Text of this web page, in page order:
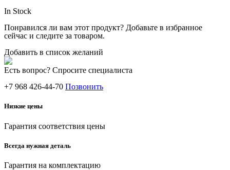
In Stock
Понравился ли вам этот продукт? Добавьте в избранное
сейчас и следите за товаром.
Добавить в список желаний
Есть вопрос? Спросите специалиста
+7 968 426-44-70 Позвонить
Низкие цены
Гарантия соответствия цены
Всегда нужная деталь
Гарантия на комплектацию